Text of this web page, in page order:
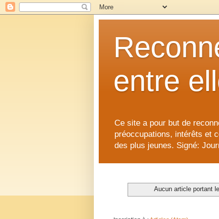
entre
Ce site a pour but de
préoccupations, intérêts et
des plus jeunes. Signé:
Aucun article portant